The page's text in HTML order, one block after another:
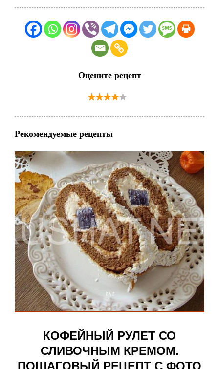
Оцените рецепт
Рекомендуемые рецепты
КОФЕЙНЫЙ РУЛЕТ СО
СЛИВОЧНЫМ КРЕМОМ.
ПОШАГОВЫЙ РЕЦЕПТ С ФОТО